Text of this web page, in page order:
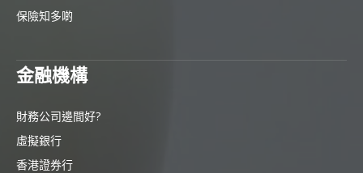
保險知多啲
金融機構
財務公司邊間好?
虛擬銀行
香港證券行